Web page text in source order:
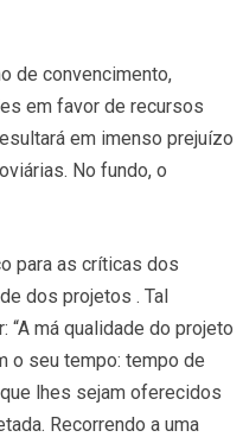
de convencimento,
em favor de recursos
em imenso prejuízo
No fundo, o
para as críticas dos
dos projetos . Tal
“A má qualidade do projeto
o seu tempo: tempo de
lhes sejam oferecidos
Recorrendo a uma